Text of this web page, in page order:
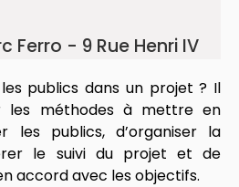
Ferro - 9 Rue Henri IV
publics dans un projet ? Il
les méthodes à mettre en
les publics, d’organiser la
le suivi du projet et de
accord avec les objectifs.